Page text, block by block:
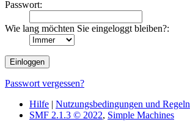
Passwort:
Wie lang möchten Sie eingeloggt bleiben?:
Passwort vergessen?
Hilfe | Nutzungsbedingungen und Regeln
SMF 2.1.3 © 2022, Simple Machines